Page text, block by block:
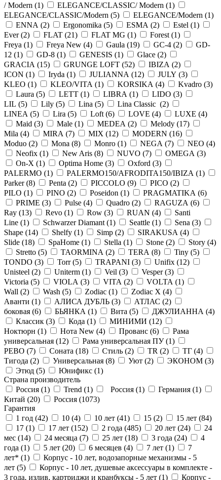
/ Modern (1) ELEGANCE/CLASSIC/ Modern (1)
ELEGANCE/CLASSIC/Modern (5) ELEGANCE/Modern (1)
ENNA (2) Ergonomika (5) ESMA (2) Estel (1)
Ever (2) FLAT (21) FLAT MG (1) Forest (1)
Freya (1) Freya New (4) Gaula (19) GC-4 (2)
GD-
12 (1) GD-8 (1) GENESIS (1) Glace (2)
GRACIA (15) GRUNGE LOFT (52) IBIZA (2)
ICON (1) Iryda (1) JULIANNA (12) JULY (3)
KLEO (1) KLEO/VITA (1) KORSIKA (4) Kvadro (3)
Laura (5) LETT (1) LIBRA (1) LIDO (3)
LIL (5) Lily (5) Lina (5) Lina Classic (2)
LINEA (5) Lira (5) Loft (6) LOVE (4) LUXE (4)
Maid (3) Male (1) MEDEA (2) Melody (17)
Mila (4) MIRA (7) MIX (12) MODERN (16)
Moduo (2) Mona (8) Monro (1) NEGA (7) NEO (4)
Neofix (1) New Aris (8) NUVO (7) OMEGA (3)
On-X (1) Optima Home (3) Oxford (3)
PALERMO (1) PALERMO150/AFRODITA150/IBIZA (1)
Parker (8) Penta (2) PICCOLO (9) PICO (2)
PILO (1) PINO (2) Poseidon (1) PRAGMATIKA (6)
PRIME (3) Pulse (4) Quadro (2) RAGUZA (6)
Ray (13) Revo (1) Row (3) RUAN (4)
Santi
Line (1) Schwarzer Diamant (1) Seattle (1) Sena (3)
Shape (14) Shelfy (1) Simp (2) SIRAKUSA (4)
Slide (18) SpaHome (1) Stella (1) Stone (2) Story (4)
Stretto (5) TAORMINA (2) TERA (8) Tiny (5)
TONDO (3) Torr (5) TRAPANI (3) Unifix (12)
Unisteel (2) Uniterm (1) Veil (3) Vesper (3)
Victoria (5) VIOLA (3) VITA (2) VOLTA (1)
Wall (2) Wash (5) Zodiac (1) Zodiac X (4)
Аванти (1) АЛИСА ДУБЛЬ (3) АТЛАС (2)
боковая (6) БЬЯНКА (1) Вита (5) ДЖУЛИАННА (4)
Классик (3) Кода (1) МИНИМИ (12)
Ноктюрн (1) Нота New (4) Прованс (6)
Рама
универсальная (12) Рама универсальная ПУ (1)
РЕВО (7) Соната (18) Стиль (2) ТR (2) ТГ (4)
Тигода (2) Универсальная (8) Уют (2) ЭКОНОМ (3)
Этюд (5) Юнификс (1)
Страна производитель
Россия (1) Trend (1) Россия (1) Германия (1)
Китай (20) Россия (1073)
Гарантия
1 год (42) 10 (4) 10 лет (41) 15 (2) 15 лет (84)
17 (1) 17 лет (152) 2 года (485) 20 лет (24)
24
мес (14) 24 месяца (7) 25 лет (18) 3 года (24)
4
года (1) 5 лет (20) 6 месяцев (4) 7 лет (1)
7
лет* (1)
Корпус - 10 лет, водозапорные механизмы - 5
лет (5)
Корпус - 10 лет, душевые аксессуары в комплекте -
3 года, излив, картриджи и кранбуксы - 5 лет (1) Корпус -